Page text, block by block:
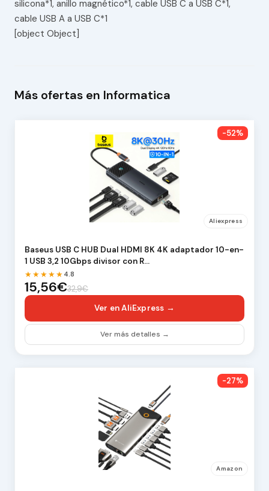
silicona*1, anillo magnético*1, cable USB C a USB C*1,
cable USB A a USB C*1
[object Object]
Más ofertas en Informatica
-52%
Aliexpress
Baseus USB C HUB Dual HDMI 8K 4K adaptador 10-en-
1 USB 3,2 10Gbps divisor con R…
★★★★★ 4.8
15,56€32,9€
Ver en AliExpress →
Ver más detalles →
-27%
Amazon